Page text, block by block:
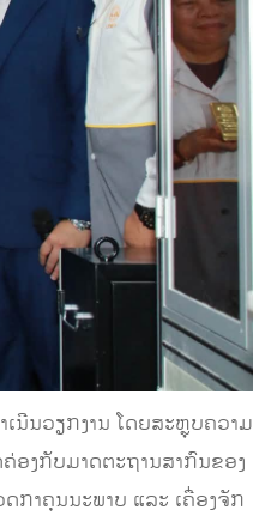
ນີນວຽກງານ ໂດຍສະຫຼຸບຄວາມ
ອງກັບມາດຕະຖານສາກົນຂອງ
ກາຄຸນນະພາບ ແລະ ເຄື່ອງຈັກ